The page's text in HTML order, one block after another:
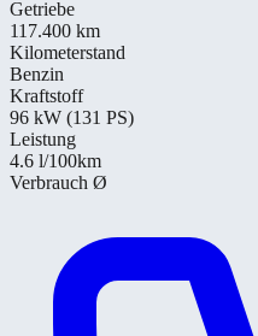
Getriebe
117.400 km
Kilometerstand
Benzin
Kraftstoff
96 kW (131 PS)
Leistung
4.6 l/100km
Verbrauch Ø